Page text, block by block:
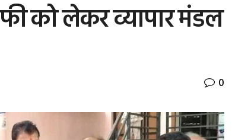
को लेकर व्यापार मंडल
0